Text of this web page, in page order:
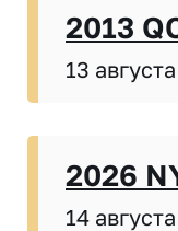
2013
13
2026
14